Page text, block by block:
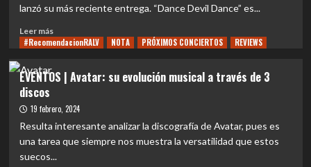
A
diez
años
paisaje
de
lanzó su más reciente entrega. “Dance Devil Dance” es...
Leer másLeer
más
|
Devil
Dance»:
álbum
que
#RecomendacionRALV NOTA PRÓXIMOS CONCIERTOS REVIEWS
EVENTOS | Avatar: su evolución musical a través de 3
discos
19 febrero, 2024
Resulta interesante analizar la discografía de Avatar, pues es
una tarea que siempre nos muestra la versatilidad que estos
suecos...